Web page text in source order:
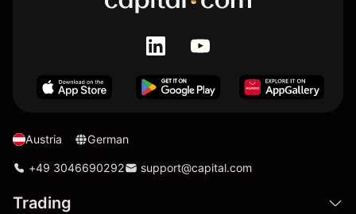
Austria German
+49 3046690292 support@capital.com
Trading